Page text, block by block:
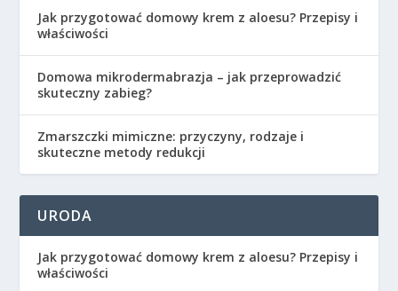
Jak przygotować domowy krem z aloesu? Przepisy i
właściwości
Domowa mikrodermabrazja – jak przeprowadzić
skuteczny zabieg?
Zmarszczki mimiczne: przyczyny, rodzaje i
skuteczne metody redukcji
URODA
Jak przygotować domowy krem z aloesu? Przepisy i
właściwości